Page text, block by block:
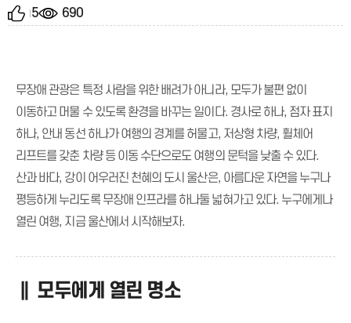
5 690
무장애 관광은 특정 사람을 위한 배려가 아니라, 모두가 불편 없이
이동하고 머물 수 있도록 환경을 바꾸는 일이다. 경사로 하나, 점자 표지
하나, 안내 동선 하나가 여행의 경계를 허물고, 저상형 차량, 휠체어
리프트를 갖춘 차량 등 이동 수단으로도 여행의 문턱을 낮출 수 있다.
산과 바다, 강이 어우러진 천혜의 도시 울산은, 아름다운 자연을 누구나
평등하게 누리도록 무장애 인프라를 하나둘 넓혀가고 있다. 누구에게나
열린 여행, 지금 울산에서 시작해보자.
∥ 모두에게 열린 명소